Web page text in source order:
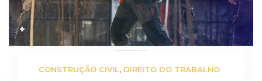
CONSTRUÇÃO CIVIL, DIREITO DO TRABALHO